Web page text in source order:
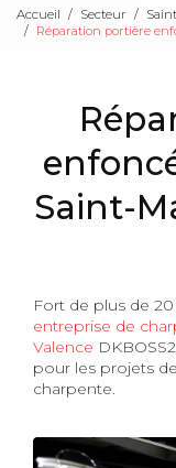
Accueil Secteur
Réparation portière
Saint-
Fort de plus de
entreprise de
Valence
pour les projets
charpente.